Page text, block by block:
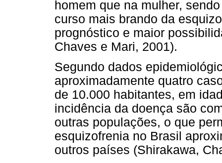
homem que na mulher,
curso mais brando da
prognóstico e maior
Chaves e Mari, 2001).
Segundo dados
aproximadamente quatro
de 10.000 habitantes, em
incidência da doença são
outras populações, o que
esquizofrenia no Brasil
outros países (Shirakawa,